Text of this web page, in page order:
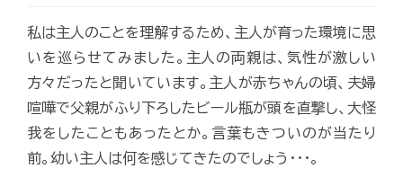
私は主人のことを理解するため、主人が育った環境に思
いを巡らせてみました。主人の両親は、気性が激しい
方々だったと聞いています。主人が赤ちゃんの頃、夫婦
喧嘩で父親がふり下ろしたビール瓶が頭を直撃し、大怪
我をしたこともあったとか。言葉もきついのが当たり
前。幼い主人は何を感じてきたのでしょう･･･。